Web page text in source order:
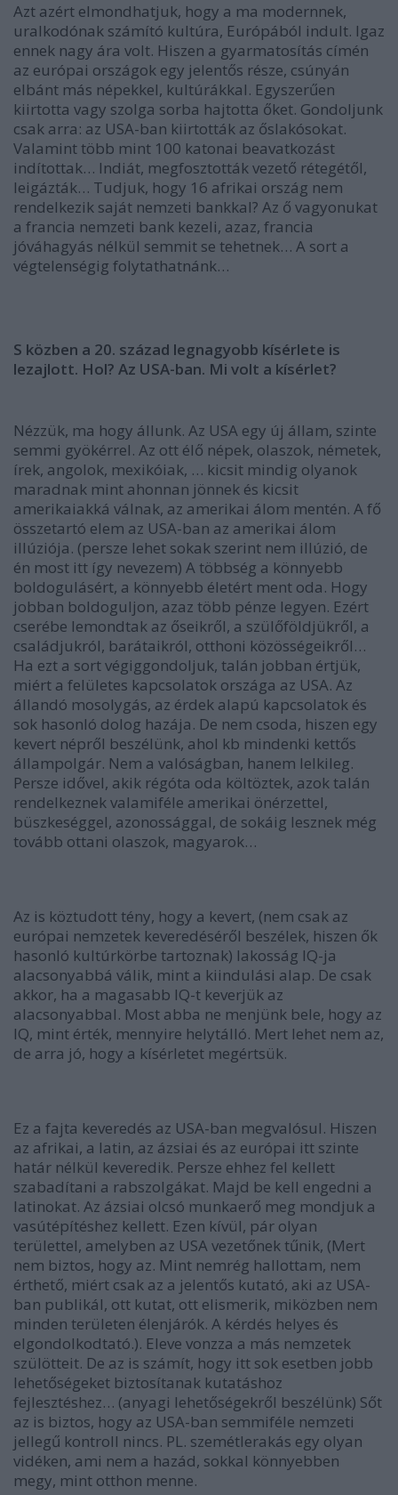
Azt azért elmondhatjuk, hogy a ma modernnek,
uralkodónak számító kultúra, Európából indult. Igaz
ennek nagy ára volt. Hiszen a gyarmatosítás címén
az európai országok egy jelentős része, csúnyán
elbánt más népekkel, kultúrákkal. Egyszerűen
kiirtotta vagy szolga sorba hajtotta őket. Gondoljunk
csak arra: az USA-ban kiirtották az őslakósokat.
Valamint több mint 100 katonai beavatkozást
indítottak… Indiát, megfosztották vezető rétegétől,
leigázták… Tudjuk, hogy 16 afrikai ország nem
rendelkezik saját nemzeti bankkal? Az ő vagyonukat
a francia nemzeti bank kezeli, azaz, francia
jóváhagyás nélkül semmit se tehetnek… A sort a
végtelenségig folytathatnánk…
S közben a 20. század legnagyobb kísérlete is
lezajlott. Hol? Az USA-ban. Mi volt a kísérlet?
Nézzük, ma hogy állunk. Az USA egy új állam, szinte
semmi gyökérrel. Az ott élő népek, olaszok, németek,
írek, angolok, mexikóiak, … kicsit mindig olyanok
maradnak mint ahonnan jönnek és kicsit
amerikaiakká válnak, az amerikai álom mentén. A fő
összetartó elem az USA-ban az amerikai álom
illúziója. (persze lehet sokak szerint nem illúzió, de
én most itt így nevezem) A többség a könnyebb
boldogulásért, a könnyebb életért ment oda. Hogy
jobban boldoguljon, azaz több pénze legyen. Ezért
cserébe lemondtak az őseikről, a szülőföldjükről, a
családjukról, barátaikról, otthoni közösségeikről…
Ha ezt a sort végiggondoljuk, talán jobban értjük,
miért a felületes kapcsolatok országa az USA. Az
állandó mosolygás, az érdek alapú kapcsolatok és
sok hasonló dolog hazája. De nem csoda, hiszen egy
kevert népről beszélünk, ahol kb mindenki kettős
állampolgár. Nem a valóságban, hanem lelkileg.
Persze idővel, akik régóta oda költöztek, azok talán
rendelkeznek valamiféle amerikai önérzettel,
büszkeséggel, azonossággal, de sokáig lesznek még
tovább ottani olaszok, magyarok…
Az is köztudott tény, hogy a kevert, (nem csak az
európai nemzetek keveredéséről beszélek, hiszen ők
hasonló kultúrkörbe tartoznak) lakosság IQ-ja
alacsonyabbá válik, mint a kiindulási alap. De csak
akkor, ha a magasabb IQ-t keverjük az
alacsonyabbal. Most abba ne menjünk bele, hogy az
IQ, mint érték, mennyire helytálló. Mert lehet nem az,
de arra jó, hogy a kísérletet megértsük.
Ez a fajta keveredés az USA-ban megvalósul. Hiszen
az afrikai, a latin, az ázsiai és az európai itt szinte
határ nélkül keveredik. Persze ehhez fel kellett
szabadítani a rabszolgákat. Majd be kell engedni a
latinokat. Az ázsiai olcsó munkaerő meg mondjuk a
vasútépítéshez kellett. Ezen kívül, pár olyan
területtel, amelyben az USA vezetőnek tűnik, (Mert
nem biztos, hogy az. Mint nemrég hallottam, nem
érthető, miért csak az a jelentős kutató, aki az USA-
ban publikál, ott kutat, ott elismerik, miközben nem
minden területen élenjárók. A kérdés helyes és
elgondolkodtató.). Eleve vonzza a más nemzetek
szülötteit. De az is számít, hogy itt sok esetben jobb
lehetőségeket biztosítanak kutatáshoz
fejlesztéshez… (anyagi lehetőségekről beszélünk) Sőt
az is biztos, hogy az USA-ban semmiféle nemzeti
jellegű kontroll nincs. PL. szemétlerakás egy olyan
vidéken, ami nem a hazád, sokkal könnyebben
megy, mint otthon menne.